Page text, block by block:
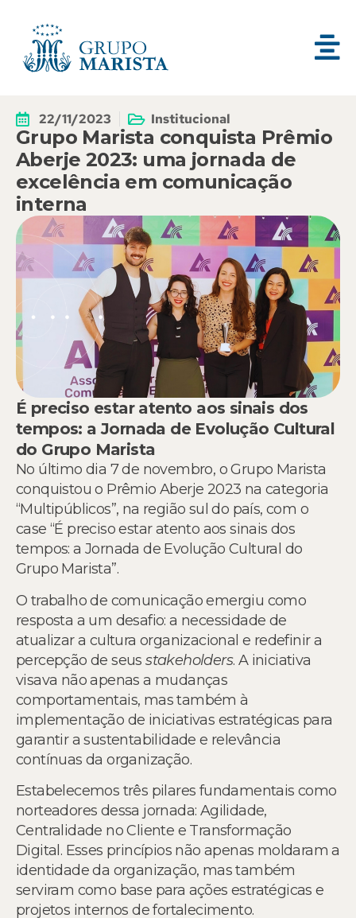
22/11/2023 Institucional
Grupo Marista conquista Prêmio
Aberje 2023: uma jornada de
excelência em comunicação
interna
É preciso estar atento aos sinais dos
tempos: a Jornada de Evolução Cultural
do Grupo Marista
No último dia 7 de novembro, o Grupo Marista
conquistou o Prêmio Aberje 2023 na categoria
“Multipúblicos”, na região sul do país, com o
case “É preciso estar atento aos sinais dos
tempos: a Jornada de Evolução Cultural do
Grupo Marista”.
O trabalho de comunicação emergiu como
resposta a um desafio: a necessidade de
atualizar a cultura organizacional e redefinir a
percepção de seusstakeholders. A iniciativa
visava não apenas a mudanças
comportamentais, mas também à
implementação de iniciativas estratégicas para
garantir a sustentabilidade e relevância
contínuas da organização.
Estabelecemos três pilares fundamentais como
norteadores dessa jornada: Agilidade,
Centralidade no Cliente e Transformação
Digital. Esses princípios não apenas moldaram a
identidade da organização, mas também
serviram como base para ações estratégicas e
projetos internos de fortalecimento.